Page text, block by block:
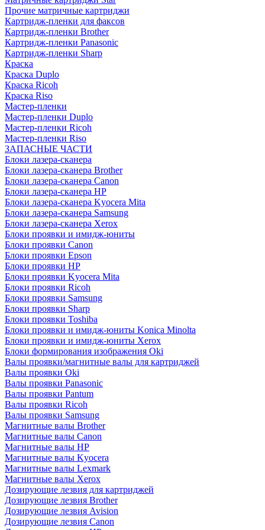
Прочие матричные картриджи
Картридж-пленки для факсов
Картридж-пленки Brother
Картридж-пленки Panasonic
Картридж-пленки Sharp
Краска
Краска Duplo
Краска Ricoh
Краска Riso
Мастер-пленки
Мастер-пленки Duplo
Мастер-пленки Ricoh
Мастер-пленки Riso
ЗАПАСНЫЕ ЧАСТИ
Блоки лазера-сканера
Блоки лазера-сканера Brother
Блоки лазера-сканера Canon
Блоки лазера-сканера HP
Блоки лазера-сканера Kyocera Mita
Блоки лазера-сканера Samsung
Блоки лазера-сканера Xerox
Блоки проявки и имидж-юниты
Блоки проявки Canon
Блоки проявки Epson
Блоки проявки HP
Блоки проявки Kyocera Mita
Блоки проявки Ricoh
Блоки проявки Samsung
Блоки проявки Sharp
Блоки проявки Toshiba
Блоки проявки и имидж-юниты Konica Minolta
Блоки проявки и имидж-юниты Xerox
Блоки формирования изображения Oki
Валы проявки/магнитные валы для картриджей
Валы проявки Oki
Валы проявки Panasonic
Валы проявки Pantum
Валы проявки Ricoh
Валы проявки Samsung
Магнитные валы Brother
Магнитные валы Canon
Магнитные валы HP
Магнитные валы Kyocera
Магнитные валы Lexmark
Магнитные валы Xerox
Дозирующие лезвия для картриджей
Дозирующие лезвия Brother
Дозирующие лезвия Avision
Дозирующие лезвия Canon